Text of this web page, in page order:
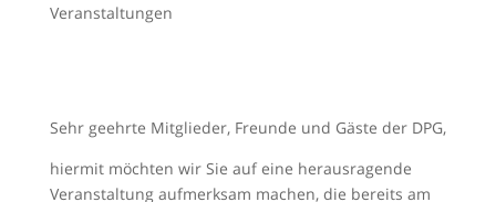
Veranstaltungen
Sehr geehrte Mitglieder, Freunde und Gäste der DPG,
hiermit möchten wir Sie auf eine herausragende
Veranstaltung aufmerksam machen, die bereits am